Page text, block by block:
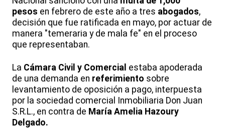
pesos en febrero de este año a tres abogados,
decisión que fue ratificada en mayo, por actuar de
manera "temeraria y de mala fe" en el proceso
que representaban.
La Cámara Civil y Comercial estaba apoderada
de una demanda en referimiento sobre
levantamiento de oposición a pago, interpuesta
por la sociedad comercial Inmobiliaria Don Juan
S.R.L., en contra de María Amelia Hazoury
Delgado.